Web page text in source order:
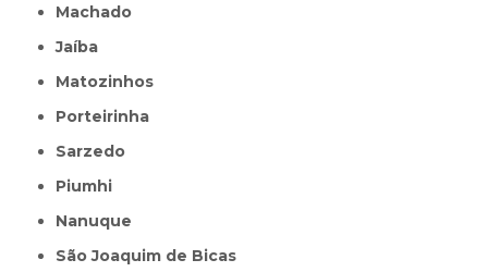
Machado
Jaíba
Matozinhos
Porteirinha
Sarzedo
Piumhi
Nanuque
São Joaquim de Bicas